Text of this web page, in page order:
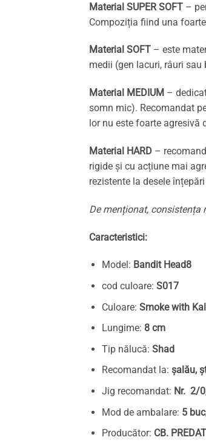
Material SUPER SOFT –
Compoziția fiind una
Material SOFT – este
medii (gen lacuri, râuri
Material MEDIUM –
somn mic). Recomandat
lor nu este foarte
Material HARD –
rigide și cu acțiune mai
rezistente la desele
De menționat,
Caracteristici:
Model: Bandit Head8
cod culoare: S017
Culoare: Smoke with
Lungime: 8 cm
Tip nălucă: Shad
Recomandat la: șalău,
Jig recomandat: Nr. 2/
Mod de ambalare: 5
Producător: CB.